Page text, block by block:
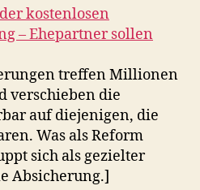
kostenlosen
– Ehepartner sollen
treffen Millionen
verschieben die
auf diejenigen, die
Was als Reform
sich als gezielter
Absicherung.]